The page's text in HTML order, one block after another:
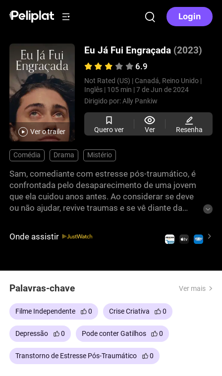
Login
Ver o trailer
Eu Já Fui Engraçada (2023)
6.9
Not Rated (US) | Canadá, Reino Unido |
Inglês | 105 min | 7 de Jun de 2024
Dirigido por:Ally Pankiw
Quero ver Ver Resenha
Comédia Drama Mistério
Sam, comediante com estresse pós-traumático, é
confrontada pelo desaparecimento de uma jovem
que ela cuidou anos antes. Ao considerar se deve
ou não ajudar, revive traumas e se vê diante da
Onde assistir
Palavras-chave Ver mais
Filme Independente 0 Crise Criativa 0
Depressão 0 Pode conter Gatilhos 0
Transtorno de Estresse Pós-Traumático 0